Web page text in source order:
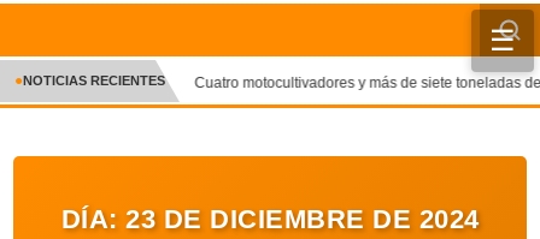
☰
INICIO
CRÓNICA
ENTRETENIMIENTO Y CULTURA
NOTICIAS RECIENTES Cuatro motocultivadores y más de siete toneladas
DÍA: 23 DE DICIEMBRE DE 2024